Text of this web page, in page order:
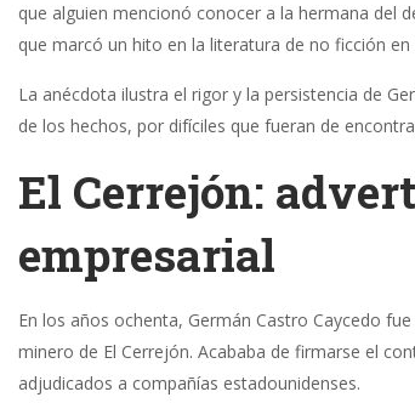
que alguien mencionó conocer a la hermana del
que marcó un hito en la literatura de no ficción en
La anécdota ilustra el rigor y la persistencia de
de los hechos, por difíciles que fueran de
El Cerrejón:
empresarial
En los años ochenta, Germán Castro Caycedo
minero de El Cerrejón. Acababa de firmarse el
adjudicados a compañías estadounidenses.